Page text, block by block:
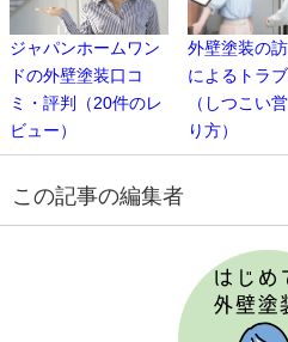
ジャパンホームワン
ドの外壁塗装口コ
ミ・評判（20件のレ
ビュー）
外壁塗装の
によるトラ
（しつこい
り方）
この記事の編集者